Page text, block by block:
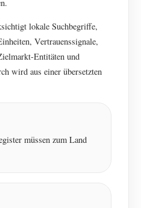
lokale Suchbegriffe,
Vertrauenssignale,
Entitäten und
wird aus einer übersetzten
müssen zum Land